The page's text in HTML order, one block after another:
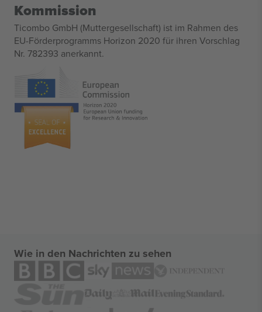
Kommission
Ticombo GmbH (Muttergesellschaft) ist im Rahmen des
EU-Förderprogramms Horizon 2020 für ihren Vorschlag
Nr. 782393 anerkannt.
Wie in den Nachrichten zu sehen